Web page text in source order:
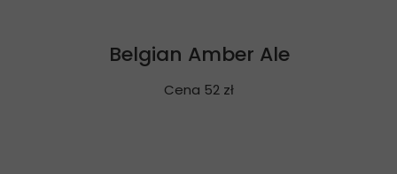
Belgian Amber Ale
Cena 52 zł